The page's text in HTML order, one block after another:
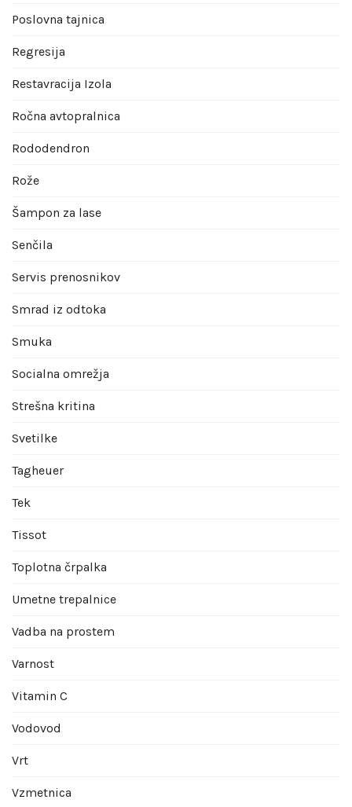
Poslovna tajnica
Regresija
Restavracija Izola
Ročna avtopralnica
Rododendron
Rože
Šampon za lase
Senčila
Servis prenosnikov
Smrad iz odtoka
Smuka
Socialna omrežja
Strešna kritina
Svetilke
Tagheuer
Tek
Tissot
Toplotna črpalka
Umetne trepalnice
Vadba na prostem
Varnost
Vitamin C
Vodovod
Vrt
Vzmetnica